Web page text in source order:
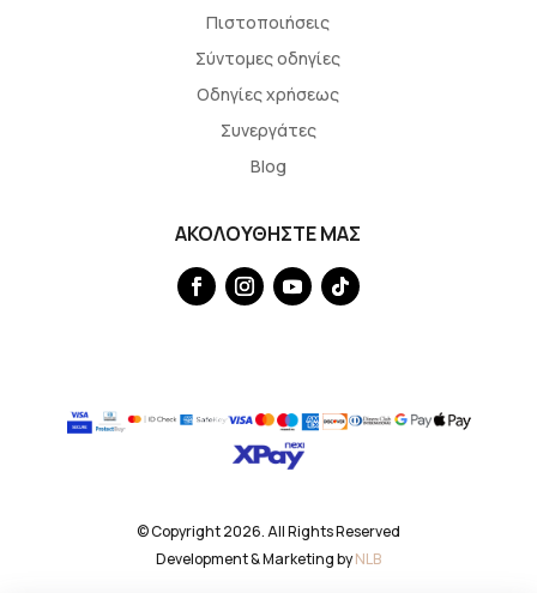
Πιστοποιήσεις
Σύντομες οδηγίες
Οδηγίες χρήσεως
Συνεργάτες
Blog
ΑΚΟΛΟΥΘΗΣΤΕ ΜΑΣ
© Copyright 2026. All Rights Reserved
Development & Marketing byNLB